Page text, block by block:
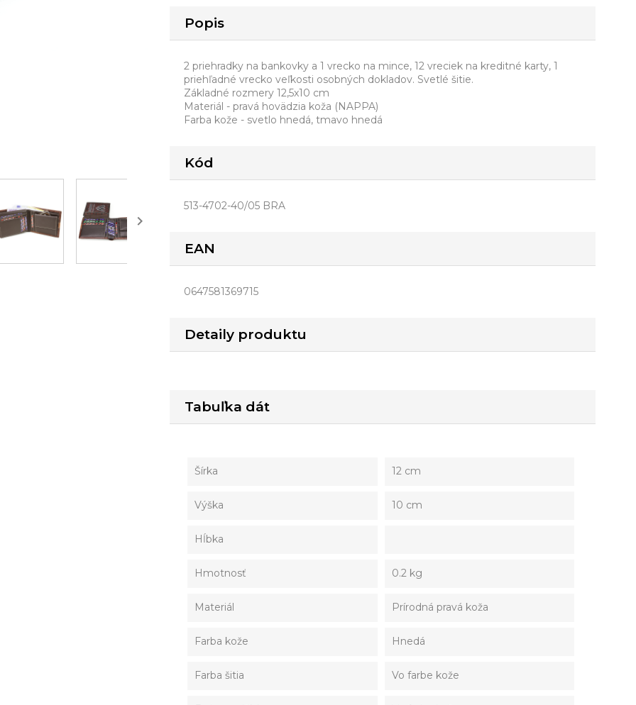

Popis
2 priehradky na bankovky a 1 vrecko na mince, 12 vreciek na kreditné karty, 1
priehľadné vrecko veľkosti osobných dokladov. Svetlé šitie.
Základné rozmery 12,5x10 cm
Materiál - pravá hovädzia koža (NAPPA)
Farba kože - svetlo hnedá, tmavo hnedá
Kód
513-4702-40/05 BRA
EAN
0647581369715
Detaily produktu
Tabuľka dát
Šírka 12 cm
Výška 10 cm
Hĺbka
Hmotnosť 0.2 kg
Materiál Prírodná pravá koža
Farba kože Hnedá
Farba šitia Vo farbe kože